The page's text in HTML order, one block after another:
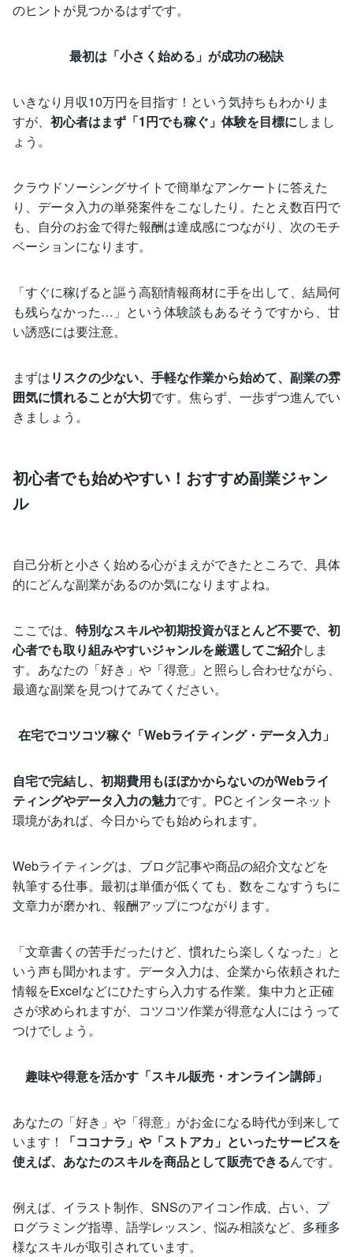
のヒントが見つかるはずです。
最初は「小さく始める」が成功の秘訣
いきなり月収10万円を目指す！という気持ちもわかりま
すが、 初心者はまず「1円でも稼ぐ」体験を目標にしまし
ょう。
クラウドソーシングサイトで簡単なアンケートに答えた
り、データ入力の単発案件をこなしたり。たとえ数百円で
も、自分のお金で得た報酬は達成感につながり、次のモチ
ベーションになります。
「すぐに稼げると謳う高額情報商材に手を出して、結局何
も残らなかった…」という体験談もあるそうですから、甘
い誘惑には要注意。
まずはリスクの少ない、手軽な作業から始めて、副業の雰
囲気に慣れることが大切です。焦らず、一歩ずつ進んでい
きましょう。
初心者でも始めやすい！おすすめ副業ジャン
ル
自己分析と小さく始める心がまえができたところで、具体
的にどんな副業があるのか気になりますよね。
ここでは、 特別なスキルや初期投資がほとんど不要で、初
心者でも取り組みやすいジャンルを厳選してご紹介しま
す。あなたの「好き」や「得意」と照らし合わせながら、
最適な副業を見つけてみてください。
在宅でコツコツ稼ぐ「Webライティング・データ入力」
自宅で完結し、初期費用もほぼかからないのがWebライ
ティングやデータ入力の魅力です。PCとインターネット
環境があれば、今日からでも始められます。
Webライティングは、ブログ記事や商品の紹介文などを
執筆する仕事。最初は単価が低くても、数をこなすうちに
文章力が磨かれ、報酬アップにつながります。
「文章書くの苦手だったけど、慣れたら楽しくなった」と
いう声も聞かれます。データ入力は、企業から依頼された
情報をExcelなどにひたすら入力する作業。集中力と正確
さが求められますが、コツコツ作業が得意な人にはうって
つけでしょう。
趣味や得意を活かす「スキル販売・オンライン講師」
あなたの「好き」や「得意」がお金になる時代が到来して
います！
「ココナラ」や「ストアカ」といったサービスを
使えば、あなたのスキルを商品として販売できるんです。
例えば、イラスト制作、SNSのアイコン作成、占い、プ
ログラミング指導、語学レッスン、悩み相談など、多種多
様なスキルが取引されています。